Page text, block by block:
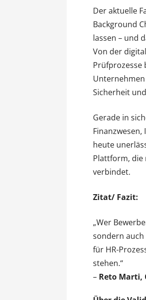
Der aktuelle
Background
lassen – und
Von der
Prüfprozesse
Sicherheit
Gerade in
heute
Plattform, die
verbindet.
Zitat/ Fazit:
„Wer
sondern
für HR-
stehen.“
– Reto Marti,